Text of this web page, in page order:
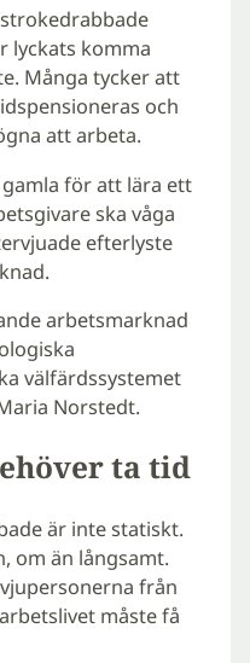
lyckats komma
Många tycker att
och
att arbeta.
för att lära ett
ska våga
efterlyste
arbetsmarknad
välfärdssystemet
Norstedt.
ta tid
är inte statiskt.
om än långsamt.
från
måste få